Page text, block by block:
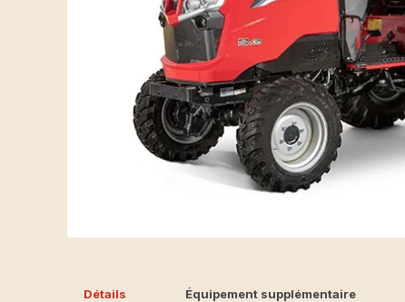
Détails Équipement supplémentaire